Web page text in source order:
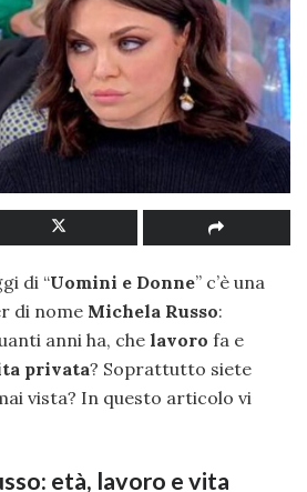
di “Uomini e Donne” c’è una
di nome Michela Russo:
anni ha, che lavoro fa e
privata? Soprattutto siete
vista? In questo articolo vi
età, lavoro e vita